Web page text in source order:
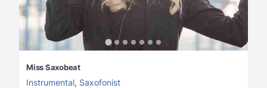
Miss Saxobeat
Instrumental, Saxofonist